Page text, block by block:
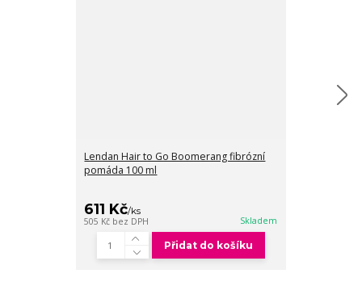
Lendan Hair to Go Boomerang fibrózní
pomáda 100 ml
611 Kč/ks
505 Kč bez DPH Skladem
Přidat do košíku